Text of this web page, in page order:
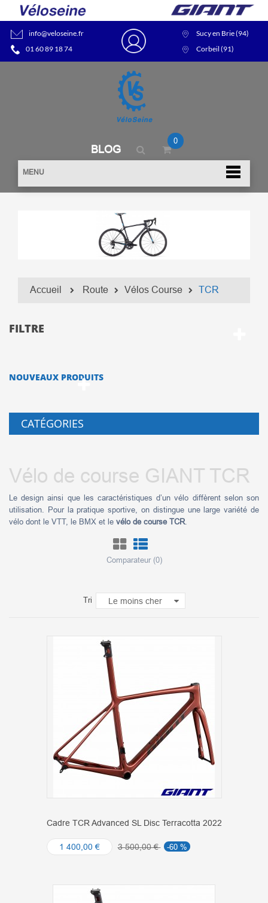
info@veloseine.fr
01 60 89 18 74
Sucy en Brie (94)
Corbeil (91)
BLOG
0
MENU
Accueil Route Vélos Course TCR
FILTRE
NOUVEAUX PRODUITS
CATÉGORIES
Vélo de course GIANT TCR
Le design ainsi que les caractéristiques d’un vélo diffèrent selon son
utilisation. Pour la pratique sportive, on distingue une large variété de
vélo dont le VTT, le BMX et le vélo de course TCR
Comparateur (0)
Tri Le moins cher
Cadre TCR Advanced SL Disc Terracotta 2022
1 400,00 € 3 500,00 € -60 %